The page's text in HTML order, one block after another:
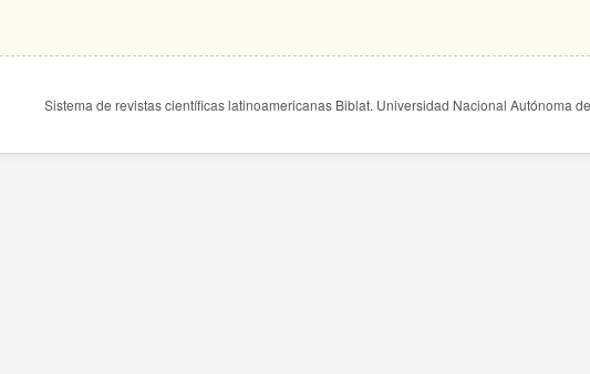
Sistema de revistas científicas latinoamericanas Biblat. Universidad Nacional Autónoma